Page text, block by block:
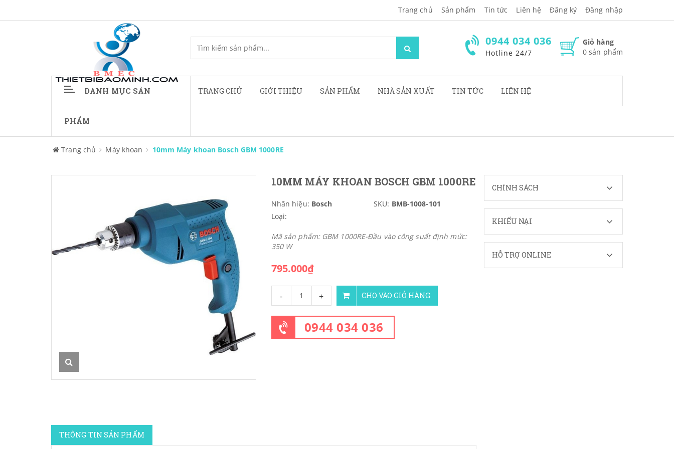
Trang chủ Sản phẩm Tin tức Liên hệ Đăng ký Đăng nhập
Giỏ hàng
0 sản phẩm
0944 034 036
Hotline 24/7
DANH MỤC SẢN
PHẨM
TRANG CHỦ GIỚI THIỆU SẢN PHẨM NHÀ SẢN XUẤT TIN TỨC LIÊN HỆ
Trang chủ Máy khoan 10mm Máy khoan Bosch GBM 1000RE
10MM MÁY KHOAN BOSCH GBM 1000RE
Nhãn hiệu: Bosch SKU: BMB-1008-101
Loại:
Mã sản phẩm: GBM 1000RE-Đầu vào công suất định mức:
350 W
795.000₫
- + CHO VÀO GIỎ HÀNG
0944 034 036
THÔNG TIN SẢN PHẨM
CHÍNH SÁCH
KHIẾU NẠI
HỖ TRỢ ONLINE